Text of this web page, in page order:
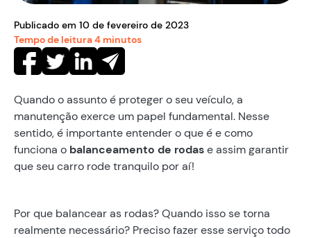
Publicado em 10 de fevereiro de 2023
Tempo de leitura4 minutos
Quando o assunto é proteger o seu veículo, a
manutenção exerce um papel fundamental. Nesse
sentido, é importante entender o que é e como
funciona o balanceamento de rodase assim garantir
que seu carro rode tranquilo por aí!
Por que balancear as rodas? Quando isso se torna
realmente necessário? Preciso fazer esse serviço todo